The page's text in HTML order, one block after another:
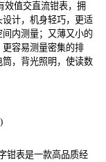
效值交直流钳表，拥
设计，机身轻巧，更适
间内测量；又薄又小的
更容易测量密集的排
筒，背光照明，使读数
钳表是一款高品质经